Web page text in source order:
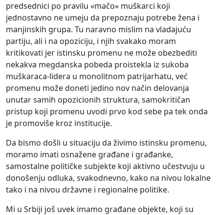
predsednici po pravilu «mačo» muškarci koji
jednostavno ne umeju da prepoznaju potrebe žena i
manjinskih grupa. Tu naravno mislim na vladajuću
partiju, ali i na opoziciju, i njih svakako moram
kritikovati jer istinsku promenu ne može obezbediti
nekakva megdanska pobeda proistekla iz sukoba
muškaraca-lidera u monolitnom patrijarhatu, već
promenu može doneti jedino nov način delovanja
unutar samih opozicionih struktura, samokritičan
pristup koji promenu uvodi prvo kod sebe pa tek onda
je promoviše kroz institucije.
Da bismo došli u situaciju da živimo istinsku promenu,
moramo imati osnažene građane i građanke,
samostalne političke subjekte koji aktivno učestvuju u
donošenju odluka, svakodnevno, kako na nivou lokalne
tako i na nivou državne i regionalne politike.
Mi u Srbiji još uvek imamo građane objekte, koji su